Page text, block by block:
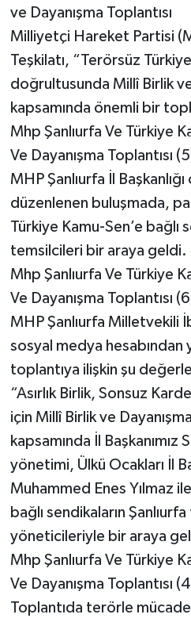
ve Dayanışma Toplantısı
Milliyetçi Hareket Partisi
Teşkilatı, “Terörsüz
doğrultusunda Millî Birlik ve
kapsamında önemli bir
Mhp Şanlıurfa Ve Türkiye
Ve Dayanışma Toplantısı
MHP Şanlıurfa İl
düzenlenen buluşmada,
Türkiye Kamu-Sen’e bağlı
temsilcileri bir araya geldi.
Mhp Şanlıurfa Ve Türkiye
Ve Dayanışma Toplantısı
MHP Şanlıurfa Milletvekili
sosyal medya hesabından
toplantıya ilişkin şu
“Asırlık Birlik, Sonsuz
için Millî Birlik ve
kapsamında İl
yönetimi, Ülkü Ocakları İl
Muhammed Enes Yılmaz
bağlı sendikaların
yöneticileriyle bir araya
Mhp Şanlıurfa Ve Türkiye
Ve Dayanışma Toplantısı
Toplantıda terörle